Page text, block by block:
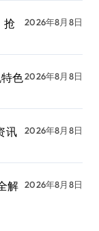
抢
2026年8月8日
色2026年8月8日
讯
2026年8月8日
解 2026年8月8日